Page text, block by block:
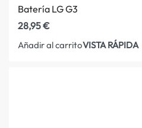
Batería LG G3
28,95€
Añadir al carritoVISTA RÁPIDA